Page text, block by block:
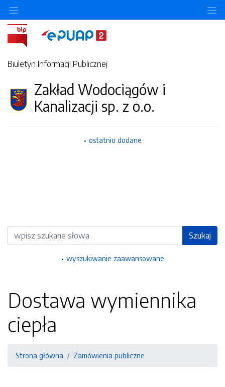
Biuletyn Informacji Publicznej
Zakład Wodociągów i
Kanalizacji sp. z o.o.
ostatnio dodane
Wyszukiwarka Szukaj
wyszukiwanie zaawansowane
Dostawa wymiennika
ciepła
Strona główna Zamówienia publiczne